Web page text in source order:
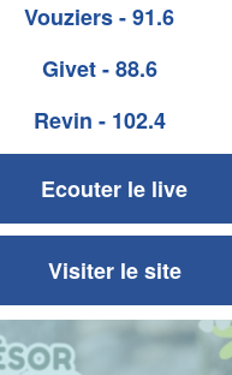
Vouziers - 91.6
Givet - 88.6
Revin - 102.4
Ecouter le live
Visiter le site
pour retrouver son trésor
au sein du Parc